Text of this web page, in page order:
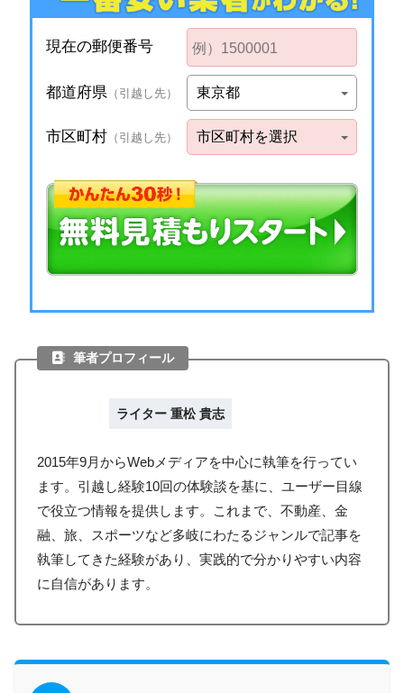
筆者プロフィール
ライター 重松 貴志
2015年9月からWebメディアを中心に執筆を行ってい
ます。引越し経験10回の体験談を基に、ユーザー目線
で役立つ情報を提供します。これまで、不動産、金
融、旅、スポーツなど多岐にわたるジャンルで記事を
執筆してきた経験があり、実践的で分かりやすい内容
に自信があります。